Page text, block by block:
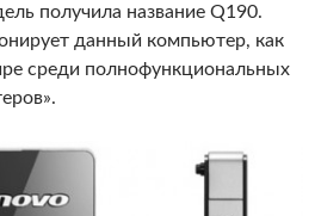
получила название Q190.
данный компьютер, как
среди полнофункциональных